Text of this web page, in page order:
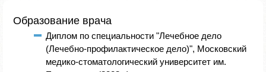
Образование врача
Диплом по специальности "Лечебное дело
(Лечебно-профилактическое дело)", Московский
медико-стоматологический университет им.